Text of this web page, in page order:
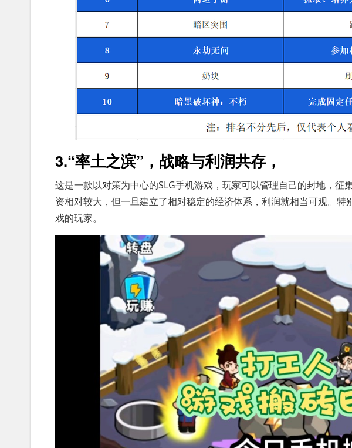
3.“率土之滨”，战略与利润共存，
这是一款以对策为中心的SLG手机游戏，玩家可以管理自己的封地，征
资相对较大，但一旦建立了相对稳定的经济体系，利润就相当可观。
戏的玩家。